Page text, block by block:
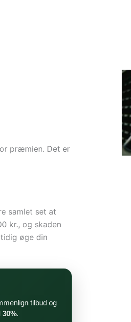
præmien. Det er
samlet set at
kr., og skaden
øge din
tilbud og
30%.